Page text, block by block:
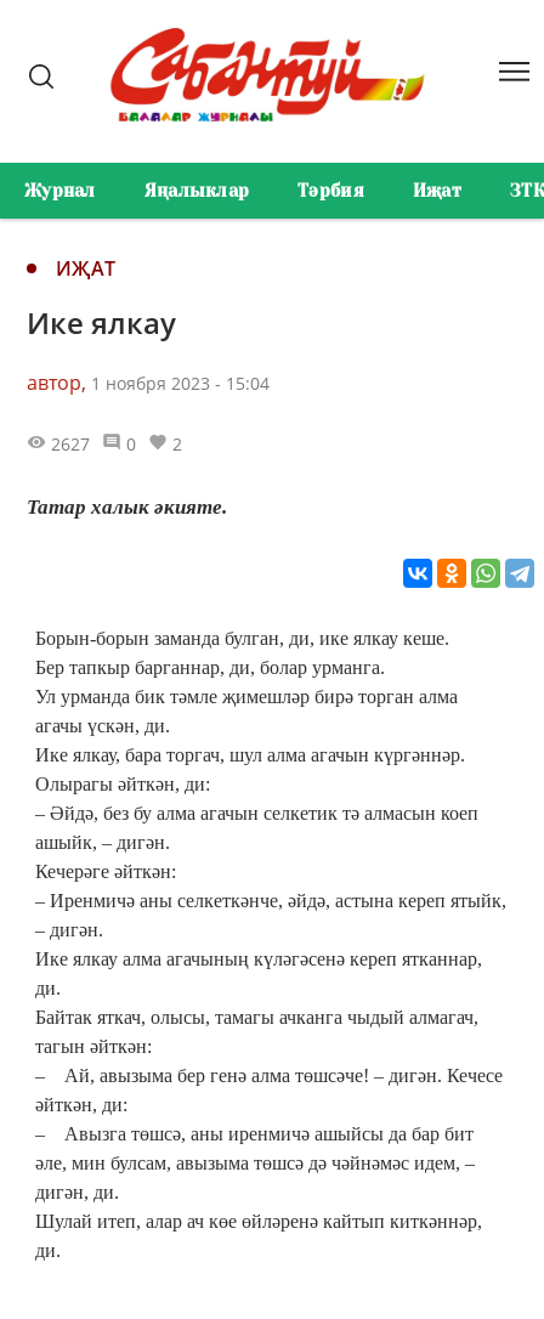
Журнал Яңалыклар Тәрбия Иҗат ЗТК
ИҖАТ
Ике ялкау
автор, 1 ноября 2023 - 15:04
2627 0 2
Татар халык әкияте.
Борын-борын заманда булган, ди, ике ялкау кеше.
Бер тапкыр барганнар, ди, болар урманга.
Ул урманда бик тәмле җимешләр бирә торган алма
агачы үскән, ди.
Ике ялкау, бара торгач, шул алма агачын күргәннәр.
Олырагы әйткән, ди:
– Әйдә, без бу алма агачын селкетик тә алмасын коеп
ашыйк, – дигән.
Кечерәге әйткән:
– Иренмичә аны селкеткәнче, әйдә, астына кереп ятыйк,
– дигән.
Ике ялкау алма агачының күләгәсенә кереп ятканнар,
ди.
Байтак яткач, олысы, тамагы ачканга чыдый алмагач,
тагын әйткән:
– Ай, авызыма бер генә алма төшсәче! – дигән. Кечесе
әйткән, ди:
– Авызга төшсә, аны иренмичә ашыйсы да бар бит
әле, мин булсам, авызыма төшсә дә чәйнәмәс идем, –
дигән, ди.
Шулай итеп, алар ач көе өйләренә кайтып киткәннәр,
ди.